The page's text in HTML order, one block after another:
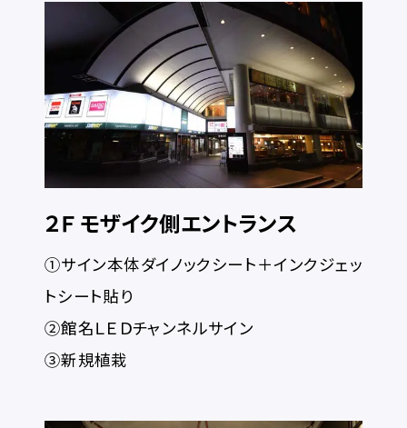
TEL：082-291-6211 FAX：082-291-6216
２Ｆ モザイク側エントランス
①サイン本体ダイノックシート＋インクジェッ
トシート貼り
②館名ＬＥＤチャンネルサイン
③新規植栽